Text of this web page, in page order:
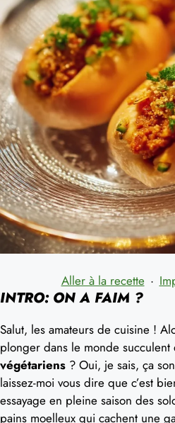
Aller à la recette ·
INTRO: ON A FAIM ?
Salut, les amateurs de cuisine !
plonger dans le monde succulent
végétariens ? Oui, je sais, ça
laissez-moi vous dire que c’est
essayage en pleine saison des
pains moelleux qui cachent une